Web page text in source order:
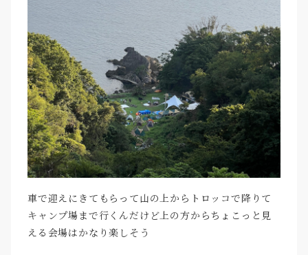
車で迎えにきてもらって山の上からトロッコで降りて
キャンプ場まで行くんだけど上の方からちょこっと見
える会場はかなり楽しそう